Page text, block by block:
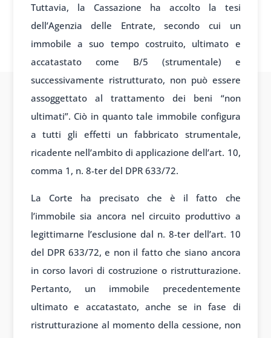
Tuttavia, la Cassazione ha accolto la tesi
dell’Agenzia delle Entrate, secondo cui un
immobile a suo tempo costruito, ultimato e
accatastato come B/5 (strumentale) e
successivamente ristrutturato, non può essere
assoggettato al trattamento dei beni “non
ultimati”. Ciò in quanto tale immobile configura
a tutti gli effetti un fabbricato strumentale,
ricadente nell’ambito di applicazione dell’art. 10,
comma 1, n. 8-ter del DPR 633/72.
La Corte ha precisato che è il fatto che
l’immobile sia ancora nel circuito produttivo a
legittimarne l’esclusione dal n. 8-ter dell’art. 10
del DPR 633/72, e non il fatto che siano ancora
in corso lavori di costruzione o ristrutturazione.
Pertanto, un immobile precedentemente
ultimato e accatastato, anche se in fase di
ristrutturazione al momento della cessione, non